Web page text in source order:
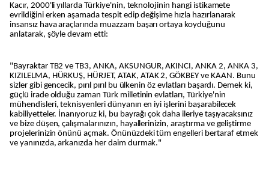
Kacır, 2000'li yıllarda Türkiye'nin, teknolojinin hangi istikamete
evrildiğini erken aşamada tespit edip değişime hızla hazırlanarak
insansız hava araçlarında muazzam başarı ortaya koyduğunu
anlatarak, şöyle devam etti:
"Bayraktar TB2 ve TB3, ANKA, AKSUNGUR, AKINCI, ANKA 2, ANKA 3,
KIZILELMA, HÜRKUŞ, HÜRJET, ATAK, ATAK 2, GÖKBEY ve KAAN. Bunu
sizler gibi gencecik, pırıl pırıl bu ülkenin öz evlatları başardı. Demek ki,
güçlü irade olduğu zaman Türk milletinin evlatları, Türkiye'nin
mühendisleri, teknisyenleri dünyanın en iyi işlerini başarabilecek
kabiliyetteler. İnanıyoruz ki, bu bayrağı çok daha ileriye taşıyacaksınız
ve bize düşen, çalışmalarınızın, hayallerinizin, araştırma ve geliştirme
projelerinizin önünü açmak. Önünüzdeki tüm engelleri bertaraf etmek
ve yanınızda, arkanızda her daim durmak."